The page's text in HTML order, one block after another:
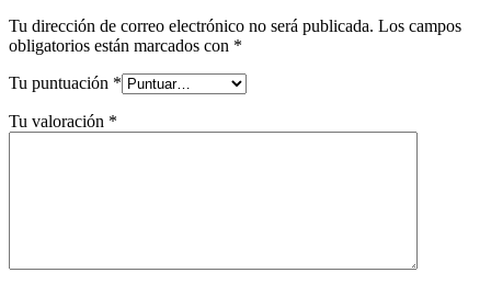
Tu dirección de correo electrónico no será publicada. Los campos
obligatorios están marcados con *
Tu puntuación *
Tu valoración *